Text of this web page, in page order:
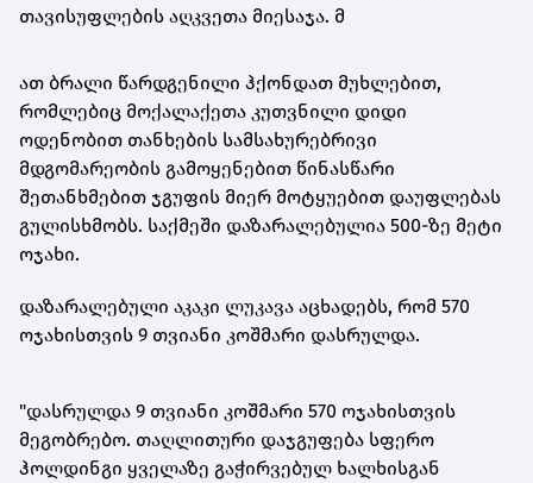
თავისუფლების აღკვეთა მიესაჯა. მ
ათ ბრალი წარდგენილი ჰქონდათ მუხლებით,
რომლებიც მოქალაქეთა კუთვნილი დიდი
ოდენობით თანხების სამსახურებრივი
მდგომარეობის გამოყენებით წინასწარი
შეთანხმებით ჯგუფის მიერ მოტყუებით დაუფლებას
გულისხმობს. საქმეში დაზარალებულია 500-ზე მეტი
ოჯახი.
დაზარალებული აკაკი ლუკავა აცხადებს, რომ 570
ოჯახისთვის 9 თვიანი კოშმარი დასრულდა.
"დასრულდა 9 თვიანი კოშმარი 570 ოჯახისთვის
მეგობრებო. თაღლითური დაჯგუფება სფერო
ჰოლდინგი ყველაზე გაჭირვებულ ხალხისგან